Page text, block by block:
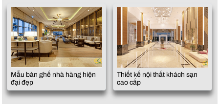
Mẫu bàn ghế nhà hàng hiện
đại đẹp
Thiết kế nội thất khách sạn
cao cấp